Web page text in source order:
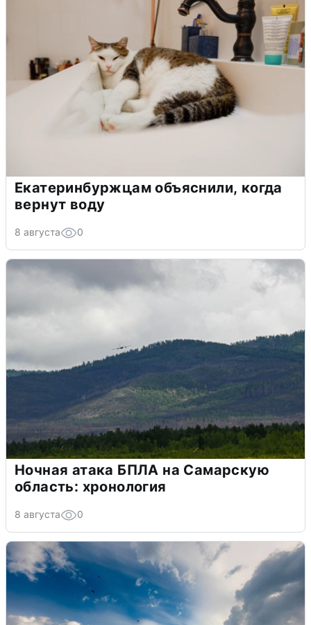
Екатеринбуржцам объяснили, когда
вернут воду
8 августа 0
Ночная атака БПЛА на Самарскую
область: хронология
8 августа 0